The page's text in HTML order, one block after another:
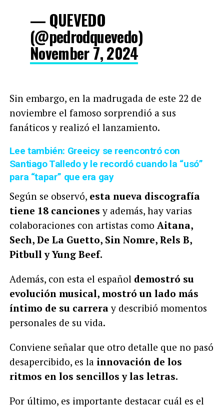
— QUEVEDO
(@pedrodquevedo)
November 7, 2024
Sin embargo, en la madrugada de este 22 de
noviembre el famoso sorprendió a sus
fanáticos y realizó el lanzamiento.
Lee también: Greeicy se reencontró con
Santiago Talledo y le recordó cuando la “usó”
para “tapar” que era gay
Según se observó, esta nueva discografía
tiene 18 canciones y además, hay varias
colaboraciones con artistas como Aitana,
Sech, De La Guetto, Sin Nomre, Rels B,
Pitbull y Yung Beef.
Además, con esta el español demostró su
evolución musical, mostró un lado más
íntimo de su carreray describió momentos
personales de su vida.
Conviene señalar que otro detalle que no pasó
desapercibido, es la innovación de los
ritmos en los sencillos y las letras.
Por último, es importante destacar cuál es el